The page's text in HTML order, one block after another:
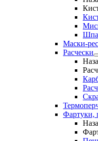
Маски-
Расчески
Фартуки,